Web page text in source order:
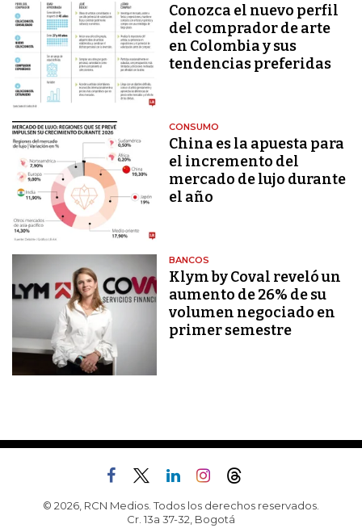
Conozca el nuevo perfil
del comprador de arte
en Colombia y sus
tendencias preferidas
CONSUMO
China es la apuesta para
el incremento del
mercado de lujo durante
el año
BANCOS
Klym by Coval reveló un
aumento de 26% de su
volumen negociado en
primer semestre
© 2026, RCN Medios. Todos los derechos reservados.
Cr. 13a 37-32, Bogotá